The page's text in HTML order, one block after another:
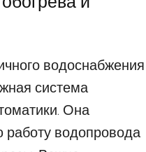
водоснабжения
система
Она
работу водопровода